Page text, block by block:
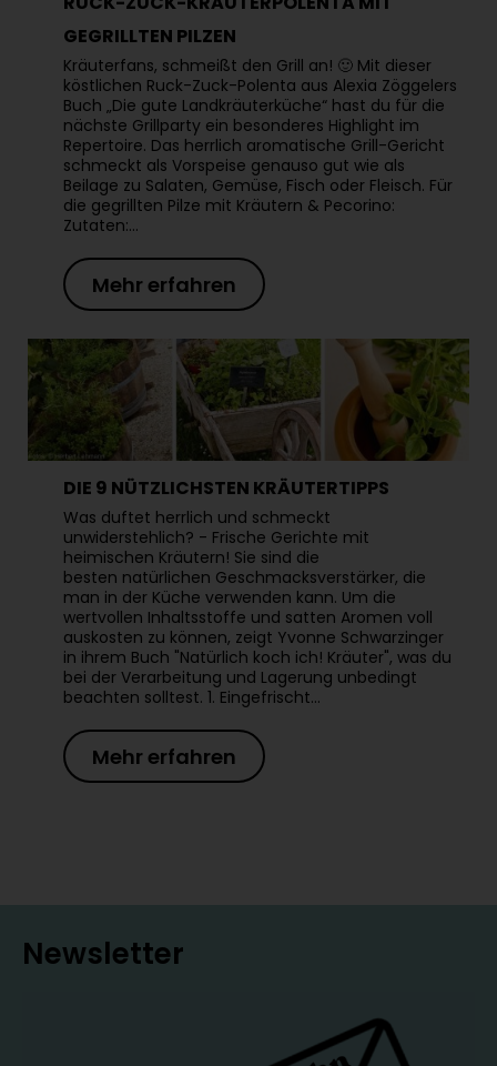
GEGRILLTEN PILZEN
Kräuterfans, schmeißt den Grill an! 🙂 Mit dieser
köstlichen Ruck-Zuck-Polenta aus Alexia Zöggelers
Buch „Die gute Landkräuterküche“ hast du für die
nächste Grillparty ein besonderes Highlight im
Repertoire. Das herrlich aromatische Grill-Gericht
schmeckt als Vorspeise genauso gut wie als
Beilage zu Salaten, Gemüse, Fisch oder Fleisch. Für
die gegrillten Pilze mit Kräutern & Pecorino:
Zutaten:…
Mehr erfahren
DIE 9 NÜTZLICHSTEN KRÄUTERTIPPS
Was duftet herrlich und schmeckt
unwiderstehlich? - Frische Gerichte mit
heimischen Kräutern! Sie sind die
besten natürlichen Geschmacksverstärker, die
man in der Küche verwenden kann. Um die
wertvollen Inhaltsstoffe und satten Aromen voll
auskosten zu können, zeigt Yvonne Schwarzinger
in ihrem Buch "Natürlich koch ich! Kräuter", was du
bei der Verarbeitung und Lagerung unbedingt
beachten solltest. 1. Eingefrischt…
Mehr erfahren
Newsletter